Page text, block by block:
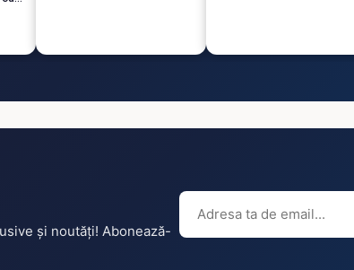
și noutăți! Abonează-